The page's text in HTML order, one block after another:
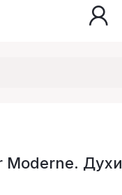
Moderne. Духи